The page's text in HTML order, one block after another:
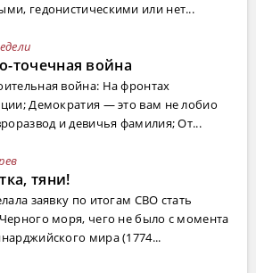
гедонистическими или нет...
точечная война
война: На фронтах
Демократия — это вам не лобио
и девичья фамилия; От...
тяни!
заявку по итогам СВО стать
моря, чего не было с момента
мира (1774...